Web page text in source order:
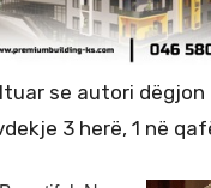
se autori
3 herë, 1 në